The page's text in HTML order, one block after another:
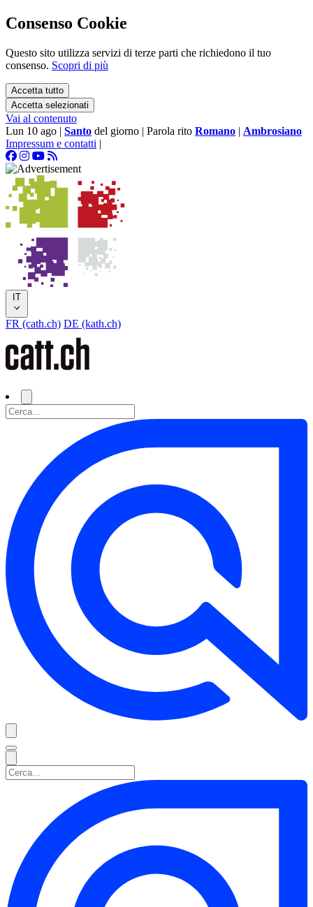
Consenso Cookie
Questo sito utilizza servizi di terze parti che richiedono il tuo
consenso. Scopri di più
Accetta tutto
Accetta selezionati
Vai al contenuto
Lun 10 ago | Santo del giorno | Parola rito Romano | Ambrosiano
Impressum e contatti |
IT
FR (cath.ch) DE (kath.ch)